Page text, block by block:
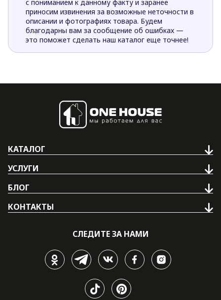
с пониманием к данному факту и заранее
приносим извинения за возможные неточности в
описании и фотографиях товара. Будем
благодарны вам за сообщение об ошибках —
это поможет сделать наш каталог еще точнее!
КАТАЛОГ
УСЛУГИ
БЛОГ
КОНТАКТЫ
СЛЕДИТЕ ЗА НАМИ